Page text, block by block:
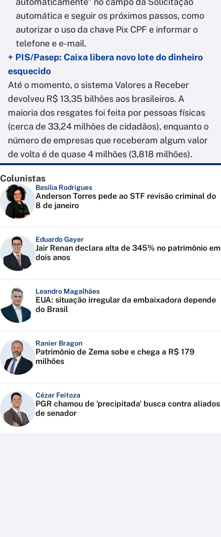
automática e seguir os próximos passos, como
autorizar o uso da chave Pix CPF e informar o
telefone e e-mail.
+ PIS/Pasep: Caixa libera novo lote do dinheiro
esquecido
Até o momento, o sistema Valores a Receber
devolveu R$ 13,35 bilhões aos brasileiros. A
maioria dos resgates foi feita por pessoas físicas
(cerca de 33,24 milhões de cidadãos), enquanto o
número de empresas que receberam algum valor
de volta é de quase 4 milhões (3,818 milhões).
Colunistas
Basília Rodrigues
Anderson Torres pede ao STF revisão criminal do
8 de janeiro
Eduardo Gayer
Jair Renan declara alta de 345% no patrimônio em
dois anos
Leandro Magalhães
EUA: situação irregular da embaixadora depende
do Brasil
Ranier Bragon
Patrimônio de Zema sobe e chega a R$ 179
milhões
Cézar Feitoza
PGR chamou de 'precipitada' busca contra aliados
de senador